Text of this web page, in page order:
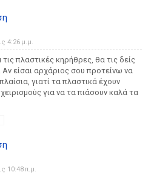
4:26 μ.μ.
πλαστικές κηρήθρες, θα τις δείς
είσαι αρχάριος σου προτείνω να
γιατί τα πλαστικά έχουν
για να τα πιάσουν καλά τα
10:48 π.μ.